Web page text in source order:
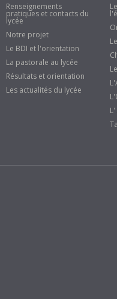
Renseignements
pratiques et contacts du
lycée
Notre projet
Le BDI et l'orientation
La pastorale au lycée
Résultats et orientation
Les actualités du lycée
L'